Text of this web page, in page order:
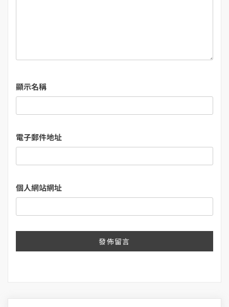
顯示名稱
電子郵件地址
個人網站網址